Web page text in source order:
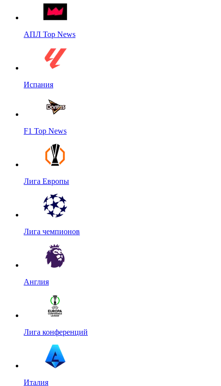
АПЛ Top News
Испания
F1 Top News
Лига Европы
Лига чемпионов
Англия
Лига конференций
Италия